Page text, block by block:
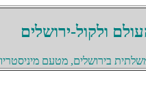
ולקול-ירושלים
בירושלים, מטעם